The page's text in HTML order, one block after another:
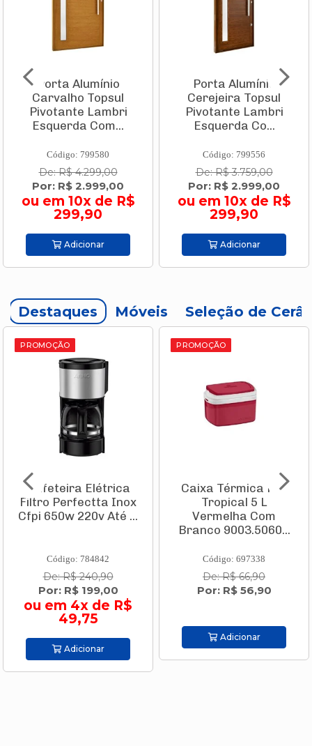
Porta Alumínio
Carvalho Topsul
Pivotante Lambri
Esquerda Com...
Código: 799580
De: R$ 4.299,00
Por: R$ 2.999,00
ou em 10x de R$
299,90
Adicionar
Porta Alumínio
Cerejeira Topsul
Pivotante Lambri
Esquerda Co...
Código: 799556
De: R$ 3.759,00
Por: R$ 2.999,00
ou em 10x de R$
299,90
Adicionar
Destaques Móveis Seleção de
PROMOÇÃO
Cafeteira Elétrica
Filtro Perfectta Inox
Cfpi 650w 220v Até ...
Código: 784842
De: R$ 240,90
Por: R$ 199,00
ou em 4x de R$
49,75
Adicionar
PROMOÇÃO
Caixa Térmica Pvc
Tropical 5 L
Vermelha Com
Branco 9003.5060...
Código: 697338
De: R$ 66,90
Por: R$ 56,90
Adicionar